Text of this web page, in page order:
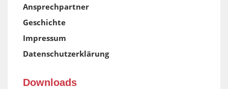
Ansprechpartner
Geschichte
Impressum
Datenschutzerklärung
Downloads